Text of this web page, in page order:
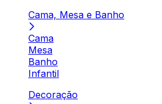
Cama, Mesa e Banho
Cama
Mesa
Banho
Infantil
Decoração